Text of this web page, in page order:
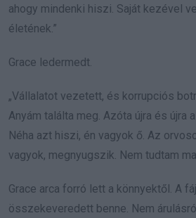
ahogy mindenki hiszi. Saját kezével
életének.”
Grace ledermedt.
„Vállalatot vezetett, és korrupciós
Anyám találta meg. Azóta újra és újra
Néha azt hiszi, én vagyok ő. Az
vagyok, megnyugszik. Nem tudtam
Grace arca forró lett a könnyektől. A
összekeveredett benne. Nem